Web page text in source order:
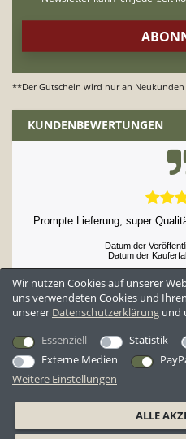
**Der Gutschein wird nur an Neukunden
KUNDENBEWERTUNGEN
Prompte Lieferung, super
Datum der
Datum der
Wir nutzen Cookies auf unserer
uns verwendeten Cookies und
unserer Daten­schutz­erklärung und
Essenziell
Statistik
Externe Medien
Weitere Einstellungen
ALLE
AGB Datenschutzerklärung